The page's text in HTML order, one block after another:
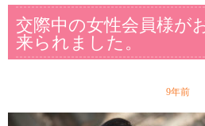
交際中の女性会員様が
来られました。
9年前